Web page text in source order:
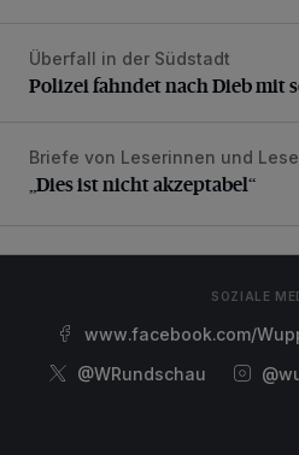
Polizei fahndet nach Dieb mit
Überfall in der Südstadt
Polizei fahndet nach Dieb mit
„Dies ist nicht akzeptabel“
Briefe von Leserinnen und
„Dies ist nicht akzeptabel“
SOZIALE
www.facebook.com/
@WRundschau